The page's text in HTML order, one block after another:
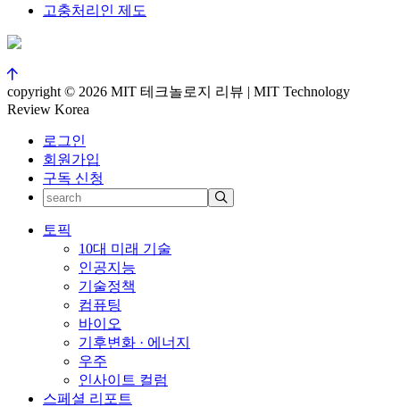
고충처리인 제도
copyright © 2026 MIT 테크놀로지 리뷰 | MIT Technology
Review Korea
로그인
회원가입
구독 신청
토픽
10대 미래 기술
인공지능
기술정책
컴퓨팅
바이오
기후변화 · 에너지
우주
인사이트 컬럼
스페셜 리포트